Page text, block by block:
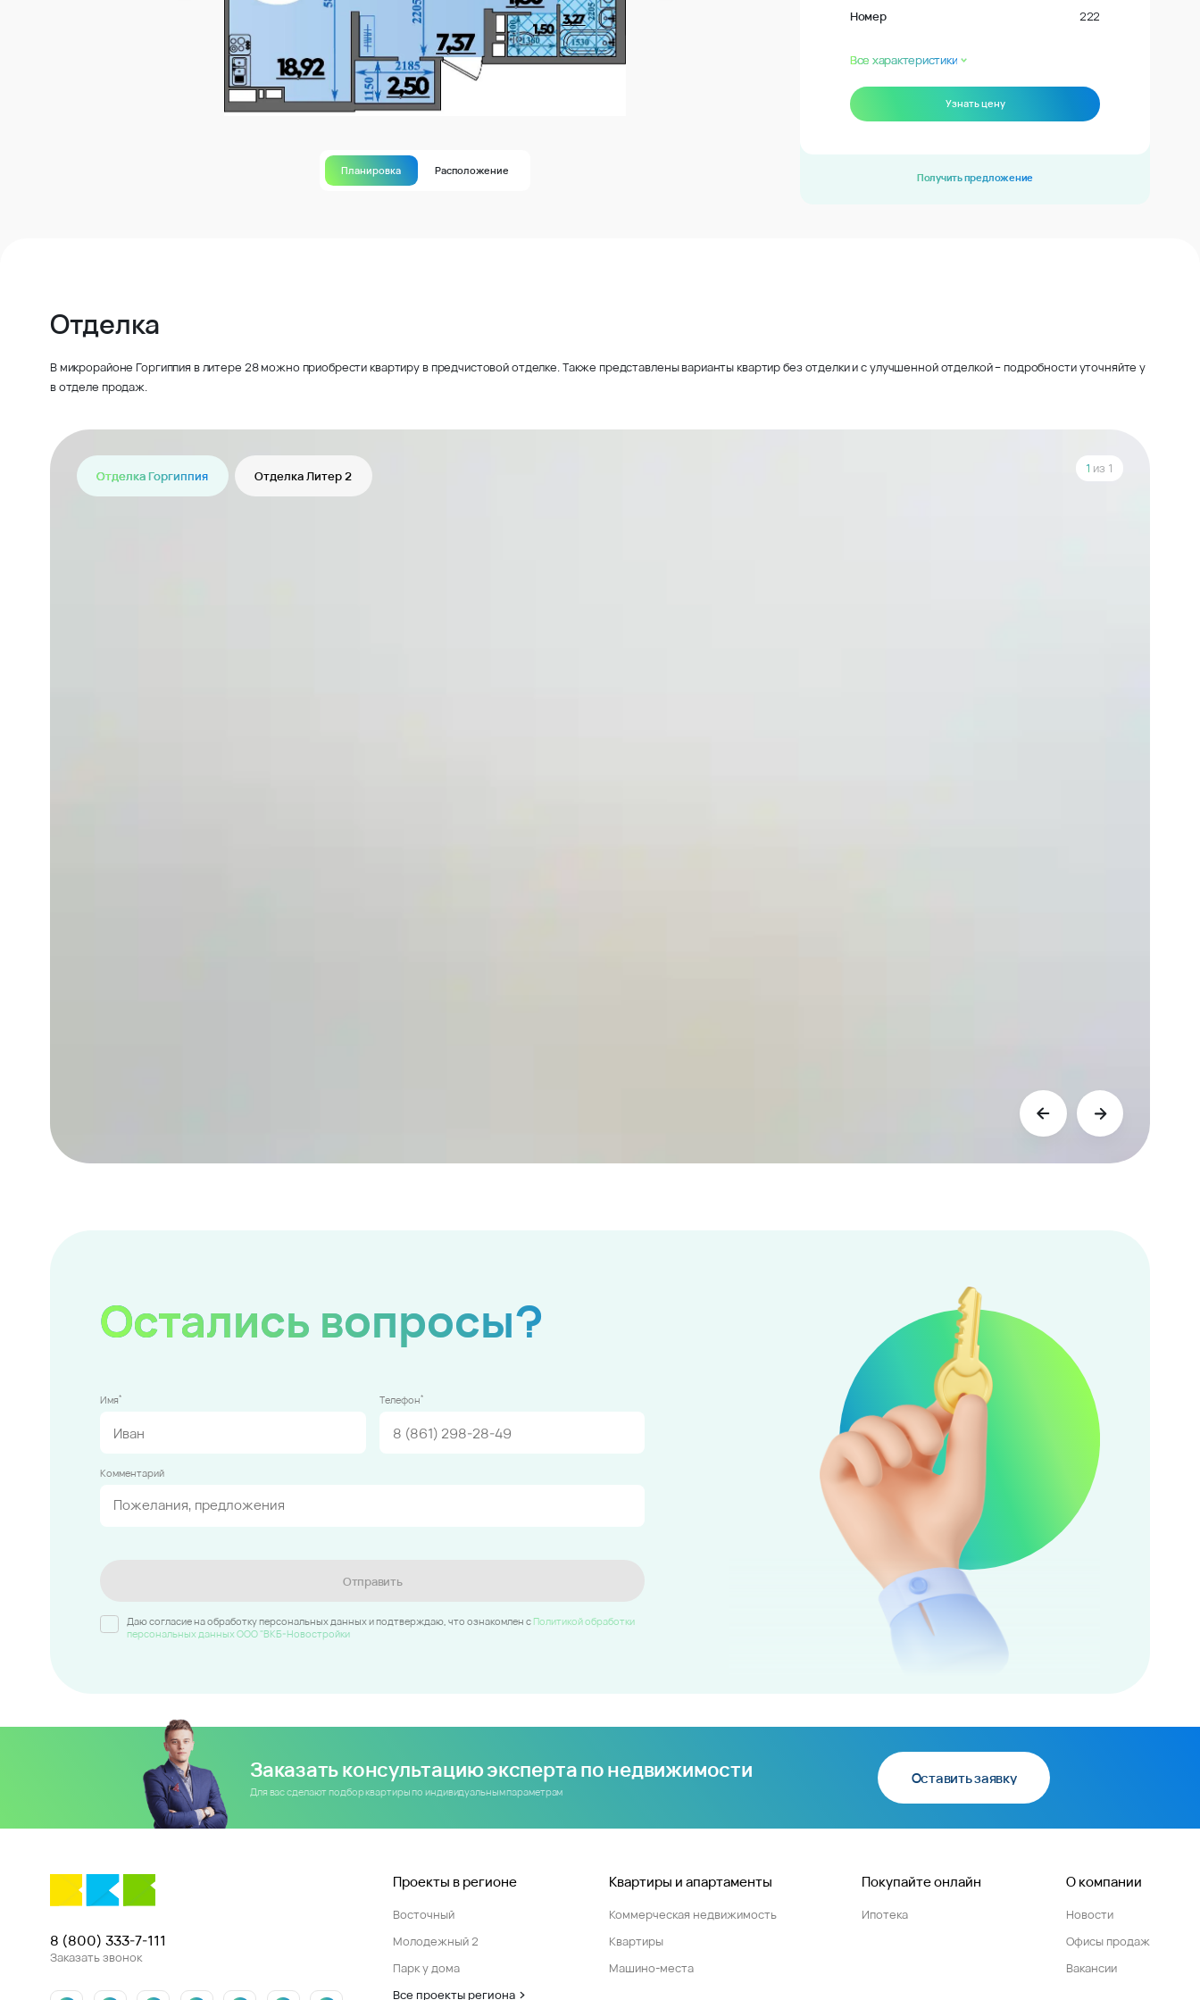
Планировка Расположение
Номер 222
Все характеристики
Узнать цену
Получить предложение
Отделка
В микрорайоне Горгиппия в литере 28 можно приобрести квартиру в предчистовой отделке. Также представлены варианты квартир без отделки и с улучшенной отделкой – подробности уточняйте у
в отделе продаж.
Отделка Горгиппия Отделка Литер 2
1 из 1
Остались вопросы?
Имя* Телефон*
Комментарий
Отправить
Даю согласие на обработку персональных данных и подтверждаю, что ознакомлен c Политикой обработки
персональных данных ООО "ВКБ-Новостройки
Заказать консультацию эксперта по недвижимости
Для вас сделают подбор квартиры по индивидуальным параметрам
Оставить заявку
8 (800) 333-7-111
Заказать звонок
Проекты в регионе
Восточный
Молодежный 2
Парк у дома
Все проекты региона
Квартиры и апартаменты
Коммерческая недвижимость
Квартиры
Машино-места
Покупайте онлайн
Ипотека
О компании
Новости
Офисы продаж
Вакансии